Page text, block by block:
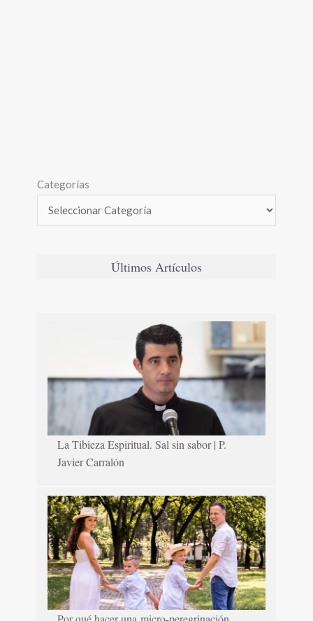
Categorías
Últimos Artículos
La Tibieza Espiritual. Sal sin sabor | P.
Javier Carralón